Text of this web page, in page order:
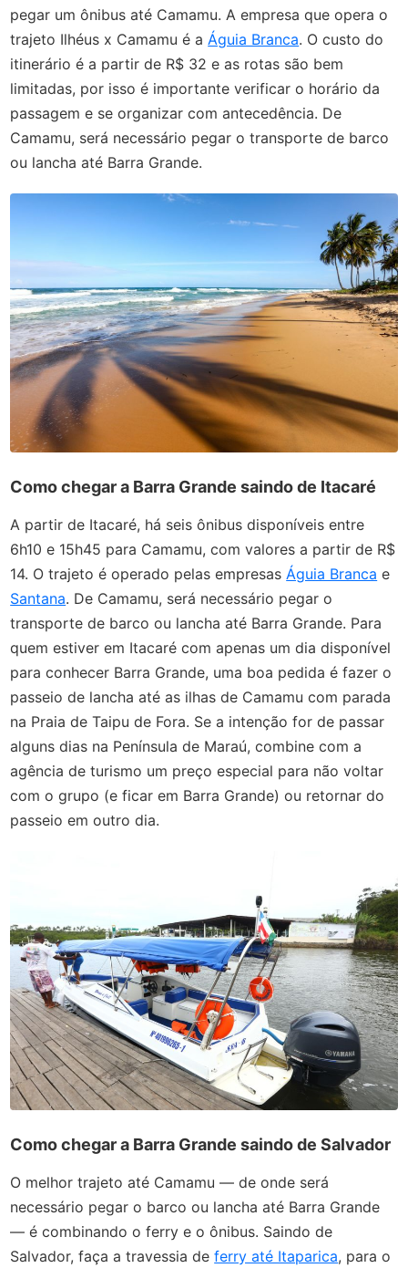
pegar um ônibus até Camamu. A empresa que opera o
trajeto Ilhéus x Camamu é a Águia Branca. O custo do
itinerário é a partir de R$ 32 e as rotas são bem
limitadas, por isso é importante verificar o horário da
passagem e se organizar com antecedência. De
Camamu, será necessário pegar o transporte de barco
ou lancha até Barra Grande.
Como chegar a Barra Grande saindo de Itacaré
A partir de Itacaré, há seis ônibus disponíveis entre
6h10 e 15h45 para Camamu, com valores a partir de R$
14. O trajeto é operado pelas empresas Águia Branca e
Santana. De Camamu, será necessário pegar o
transporte de barco ou lancha até Barra Grande. Para
quem estiver em Itacaré com apenas um dia disponível
para conhecer Barra Grande, uma boa pedida é fazer o
passeio de lancha até as ilhas de Camamu com parada
na Praia de Taipu de Fora. Se a intenção for de passar
alguns dias na Península de Maraú, combine com a
agência de turismo um preço especial para não voltar
com o grupo (e ficar em Barra Grande) ou retornar do
passeio em outro dia.
Como chegar a Barra Grande saindo de Salvador
O melhor trajeto até Camamu — de onde será
necessário pegar o barco ou lancha até Barra Grande
— é combinando o ferry e o ônibus. Saindo de
Salvador, faça a travessia deferry até Itaparica, para o